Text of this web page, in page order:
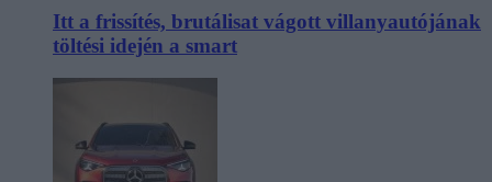
Itt a frissítés, brutálisat vágott villanyautójának
töltési idején a smart